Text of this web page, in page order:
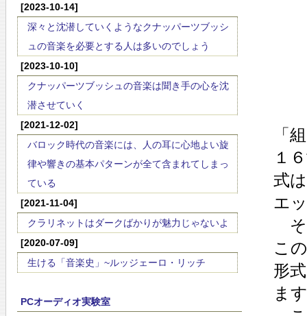
[2023-10-14]
深々と沈潜していくようなクナッパーツブッシ
ュの音楽を必要とする人は多いのでしょう
[2023-10-10]
クナッパーツブッシュの音楽は聞き手の心を沈
潜させていく
[2021-12-02]
バロック時代の音楽には、人の耳に心地よい旋
律や響きの基本パターンが全て含まれてしまっ
ている
[2021-11-04]
クラリネットはダークばかりが魅力じゃないよ
[2020-07-09]
生ける「音楽史」~ルッジェーロ・リッチ
PCオーディオ実験室
「
１
式
エ
そ
こ
形
ま